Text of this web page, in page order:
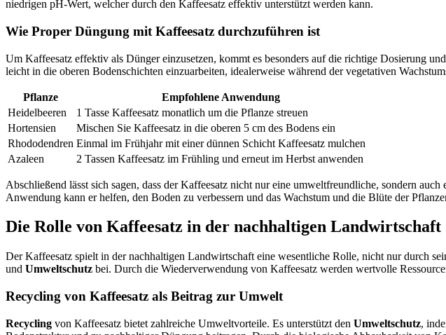
niedrigen pH-Wert, welcher durch den Kaffeesatz effektiv unterstützt werden kann.
Wie Proper Düngung mit Kaffeesatz durchzuführen ist
Um Kaffeesatz effektiv als Dünger einzusetzen, kommt es besonders auf die richtige Dosierung
leicht in die oberen Bodenschichten einzuarbeiten, idealerweise während der vegetativen
Pflanze
Empfohlene Anwendung
Heidelbeeren
1 Tasse Kaffeesatz monatlich um die Pflanze streuen
Hortensien
Mischen Sie Kaffeesatz in die oberen 5 cm des Bodens ein
Rhododendren Einmal im Frühjahr mit einer dünnen Schicht Kaffeesatz mulchen
Azaleen
2 Tassen Kaffeesatz im Frühling und erneut im Herbst anwenden
Abschließend lässt sich sagen, dass der Kaffeesatz nicht nur eine umweltfreundliche, sondern
Anwendung kann er helfen, den Boden zu verbessern und das Wachstum und die Blüte der
Die Rolle von Kaffeesatz in der nachhaltigen Landwirtschaft
Der Kaffeesatz spielt in der nachhaltigen Landwirtschaft eine wesentliche Rolle, nicht nur durch
und Umweltschutz bei. Durch die Wiederverwendung von Kaffeesatz werden wertvolle
Recycling von Kaffeesatz als Beitrag zur Umwelt
Recycling von Kaffeesatz bietet zahlreiche Umweltvorteile. Es unterstützt den Umweltschutz,